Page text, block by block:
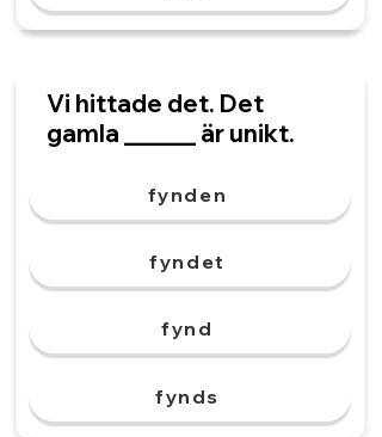
Vi hittade det. Det
gamla ______ är unikt.
fynden
fyndet
fynd
fynds